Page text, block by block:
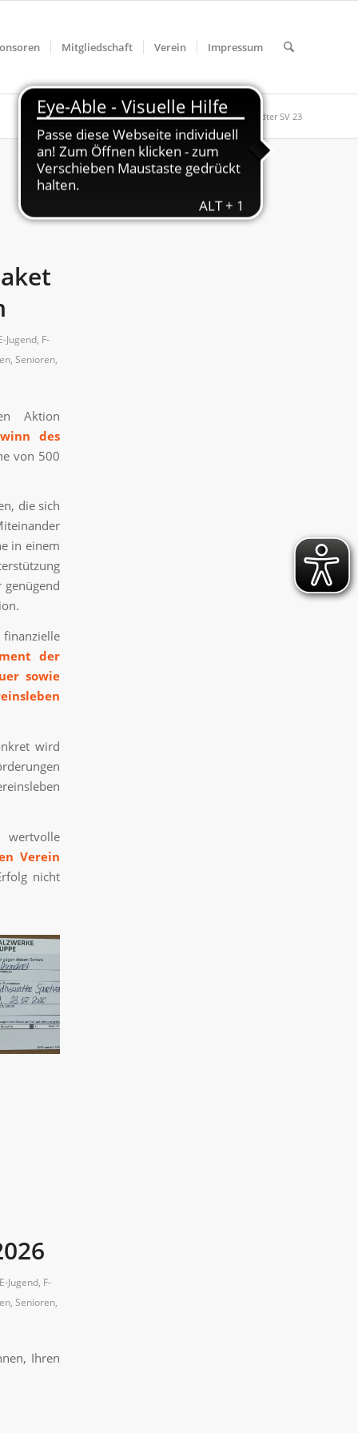
Mitgliedschaft Verein Impressum
Du bist hier: Startseite / Allgemein / Südhaardter SV 23
Jugend, F-
, Senioren,
Aktion
des
von 500
die sich
in einem
der
sowie
wird
Verein
nicht
Jugend, F-
, Senioren,
Ihren